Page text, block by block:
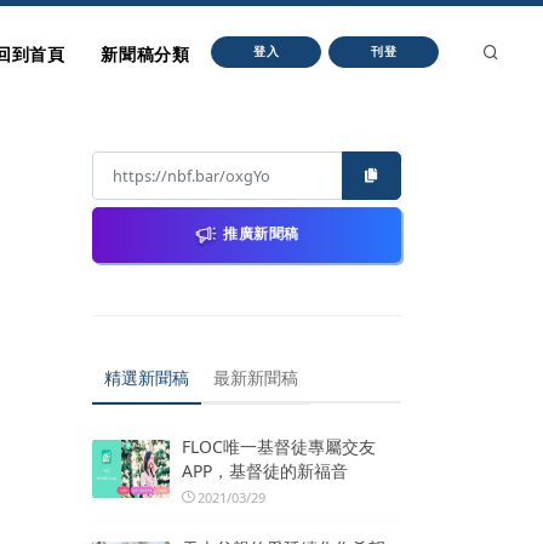
到首頁 新聞稿分類 登入 刊登
推廣新聞稿
精選新聞稿 最新新聞稿
FLOC唯一基督徒專屬交友
APP，基督徒的新福音
2021/03/29